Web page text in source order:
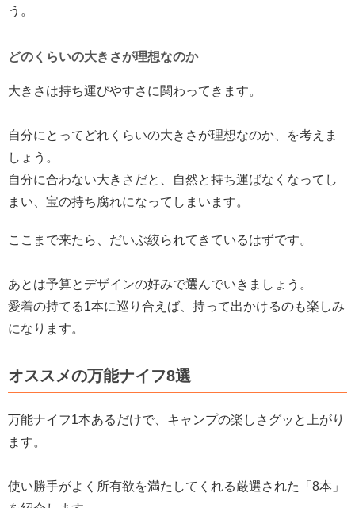
う。
どのくらいの大きさが理想なのか
大きさは持ち運びやすさに関わってきます。
自分にとってどれくらいの大きさが理想なのか、を考えま
しょう。
自分に合わない大きさだと、自然と持ち運ばなくなってし
まい、宝の持ち腐れになってしまいます。
ここまで来たら、だいぶ絞られてきているはずです。
あとは予算とデザインの好みで選んでいきましょう。
愛着の持てる1本に巡り合えば、持って出かけるのも楽しみ
になります。
オススメの万能ナイフ8選
万能ナイフ1本あるだけで、キャンプの楽しさグッと上がり
ます。
使い勝手がよく所有欲を満たしてくれる厳選された「8本」